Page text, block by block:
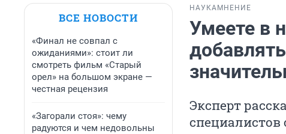
ВСЕ НОВОСТИ
«Финал не совпал с
ожиданиями»: стоит ли
смотреть фильм «Старый
орел» на большом экране —
честная рецензия
«Загорали стоя»: чему
радуются и чем недовольны
НАУКА МНЕНИЕ
Умеете в
Эксперт
специалистов